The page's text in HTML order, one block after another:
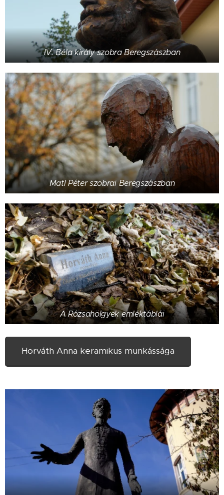
IV. Béla király szobra Beregszászban
Matl Péter szobrai Beregszászban
A Rózsahölgyek emléktáblái
Horváth Anna keramikus munkássága